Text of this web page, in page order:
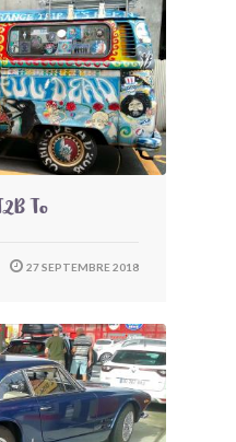
To
27 SEPTEMBRE 2018